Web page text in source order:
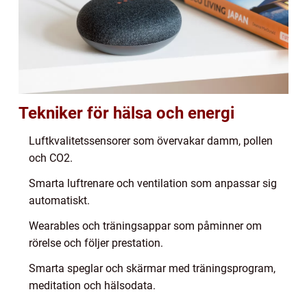
Tekniker för hälsa och energi
Luftkvalitetssensorer som övervakar damm, pollen
och CO2.
Smarta luftrenare och ventilation som anpassar sig
automatiskt.
Wearables och träningsappar som påminner om
rörelse och följer prestation.
Smarta speglar och skärmar med träningsprogram,
meditation och hälsodata.